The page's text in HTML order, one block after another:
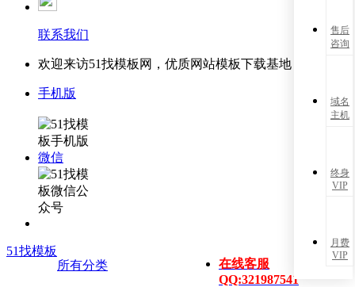
联系我们
欢迎来访51找模板网，优质网站模板下载基地！
手机版
微信
在线客服
QQ:321987541
51找模板
所有分类
售后
咨询
域名
主机
终身
VIP
月费
VIP